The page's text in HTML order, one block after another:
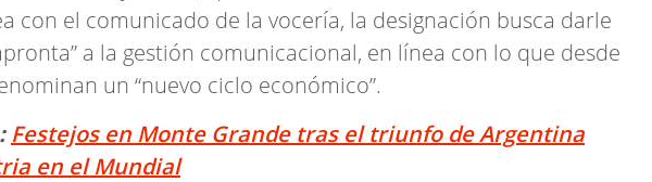
con el comunicado de la vocería, la designación busca darle
a la gestión comunicacional, en línea con lo que desde
un “nuevo ciclo económico”.
Festejos en Monte Grande tras el triunfo de Argentina
en el Mundial